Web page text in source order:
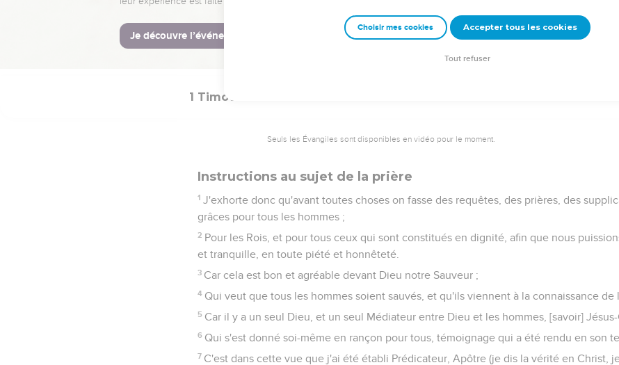
20 Entre lesquels sont Hyménée et Alexandre, que j'ai livrés à satan, afin qu'ils
1 Timothée
Seuls les Évangiles sont disponibles en vidéo pour le moment.
Instructions au sujet de la prière
1 J'exhorte donc qu'avant toutes choses on fasse des requêtes, des prières, des
grâces pour tous les hommes ;
2 Pour les Rois, et pour tous ceux qui sont constitués en dignité, afin que nous
et tranquille, en toute piété et honnêteté.
3 Car cela est bon et agréable devant Dieu notre Sauveur ;
4 Qui veut que tous les hommes soient sauvés, et qu'ils viennent à la connaissance de
5 Car il y a un seul Dieu, et un seul Médiateur entre Dieu et les hommes, [savoir]
6 Qui s'est donné soi-même en rançon pour tous, témoignage qui a été rendu en son
7 C'est dans cette vue que j'ai été établi Prédicateur, Apôtre (je dis la vérité en Christ,
Choisir mes cookies Accepter tous les cookies
Tout refuser